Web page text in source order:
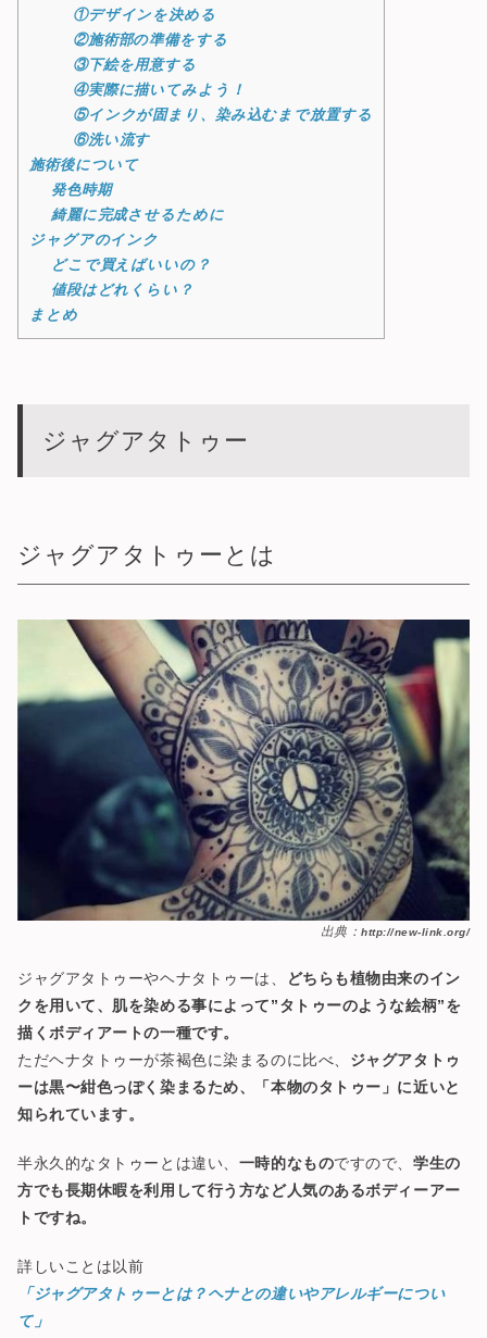
①デザインを決める
②施術部の準備をする
③下絵を用意する
④実際に描いてみよう！
⑤インクが固まり、染み込むまで放置する
⑥洗い流す
施術後について
発色時期
綺麗に完成させるために
ジャグアのインク
どこで買えばいいの？
値段はどれくらい？
まとめ
ジャグアタトゥー
ジャグアタトゥーとは
出典：http://new-link.org/
ジャグアタトゥーやヘナタトゥーは、
どちらも植物由来のイン
クを用いて、肌を染める事によって”タトゥーのような絵柄”を
描くボディアートの一種です。
ただヘナタトゥーが茶褐色に染まるのに比べ、 ジャグアタトゥ
ーは黒〜紺色っぽく染まるため、「本物のタトゥー」に近いと
知られています。
半永久的なタトゥーとは違い、 一時的なものですので、学生の
方でも長期休暇を利用して行う方など人気のあるボディーアー
トですね。
詳しいことは以前
「ジャグアタトゥーとは？ヘナとの違いやアレルギーについ
て」